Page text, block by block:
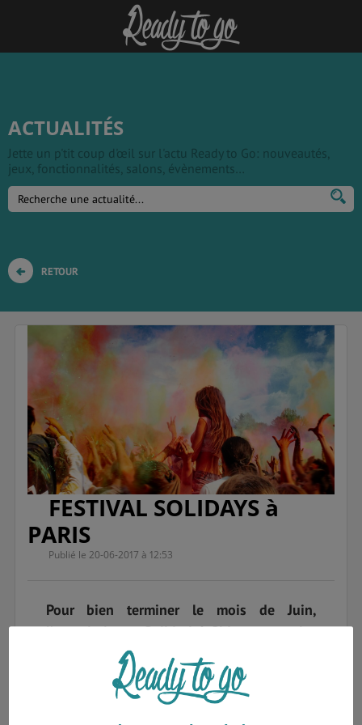
ACTUALITÉS
Jette un p'tit coup d'œil sur l'actu Ready to Go: nouveautés,
jeux, fonctionnalités, salons, évènements…
RETOUR
FESTIVAL SOLIDAYS à
PARIS
Publié le 20-06-2017 à 12:53
Pour bien terminer le mois de Juin,
l’association « Solidarité Sida », organise
la 19ème édition du festival Solidays du
23 au 25 Juin 2017 !
Comme tous les ans, l’été amène son lot de